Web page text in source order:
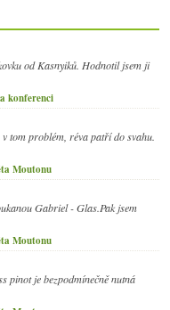
od Kasnyiků. Hodnotil jsem ji
konferenci
tom problém, réva patří do svahu.
Moutonu
Gabriel - Glas.Pak jsem
Moutonu
pinot je bezpodmínečně nutná